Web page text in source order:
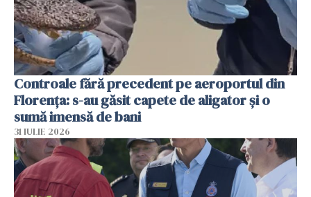
Controale fără precedent pe aeroportul din
Florența: s-au găsit capete de aligator și o
sumă imensă de bani
31 IULIE 2026